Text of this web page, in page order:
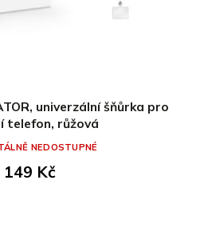
univerzální šňůrka pro
telefon, růžová
149 Kč
NEDOSTUPNÉ